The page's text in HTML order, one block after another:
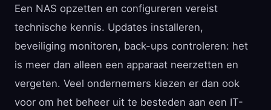
Een NAS opzetten en configureren vereist
technische kennis. Updates installeren,
beveiliging monitoren, back-ups controleren: het
is meer dan alleen een apparaat neerzetten en
vergeten. Veel ondernemers kiezen er dan ook
voor om het beheer uit te besteden aan een IT-